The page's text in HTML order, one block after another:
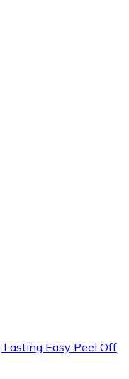
Easy Peel Off